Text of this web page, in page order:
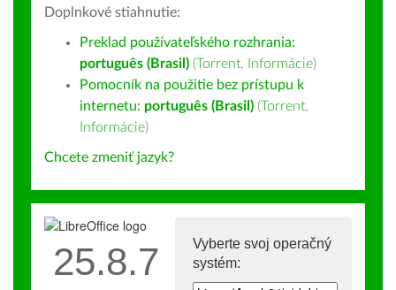
Doplnkové stiahnutie:
Preklad používateľského rozhrania:
português (Brasil) (Torrent, Informácie)
Pomocník na použitie bez prístupu k
internetu: português (Brasil) (Torrent,
Informácie)
Chcete zmeniť jazyk?
Vyberte svoj operačný
systém:
25.8.7